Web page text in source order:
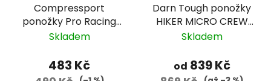
Compressport
ponožky Pro Racing
Run - fialová/žlutá
Skladem
483 Kč
Darn Tough ponožky
HIKER MICRO CREW
Midweight Merino -
Skladem
od 839 Kč